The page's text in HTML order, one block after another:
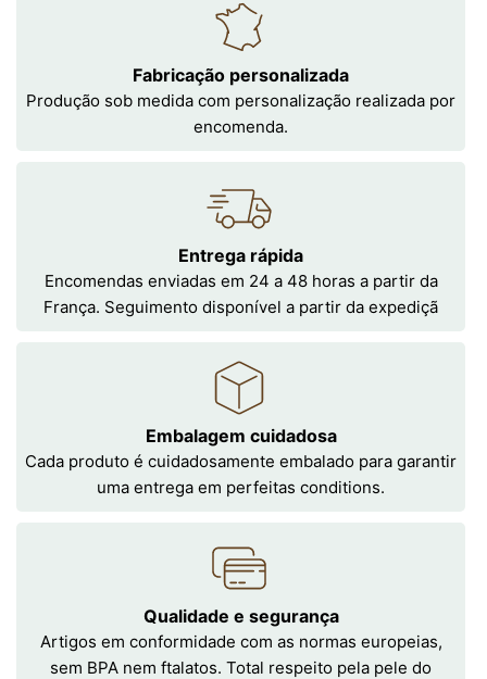
Fabricação personalizada
Produção sob medida com personalização realizada por
encomenda.
Entrega rápida
Encomendas enviadas em 24 a 48 horas a partir da
França. Seguimento disponível a partir da expediçã
Embalagem cuidadosa
Cada produto é cuidadosamente embalado para garantir
uma entrega em perfeitas conditions.
Qualidade e segurança
Artigos em conformidade com as normas europeias,
sem BPA nem ftalatos. Total respeito pela pele do